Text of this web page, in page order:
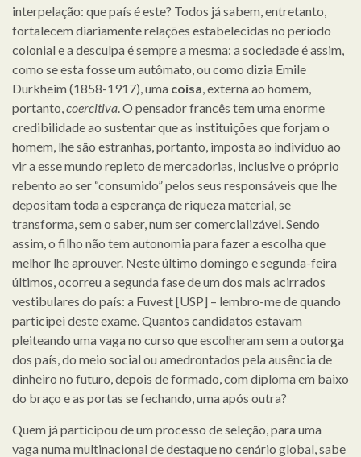
interpelação: que país é este? Todos já sabem, entretanto,
fortalecem diariamente relações estabelecidas no período
colonial e a desculpa é sempre a mesma: a sociedade é assim,
como se esta fosse um autômato, ou como dizia Emile
Durkheim (1858-1917), uma coisa , externa ao homem,
portanto, coercitiva . O pensador francês tem uma enorme
credibilidade ao sustentar que as instituições que forjam o
homem, lhe são estranhas, portanto, imposta ao indivíduo ao
vir a esse mundo repleto de mercadorias, inclusive o próprio
rebento ao ser “consumido” pelos seus responsáveis que lhe
depositam toda a esperança de riqueza material, se
transforma, sem o saber, num ser comercializável. Sendo
assim, o filho não tem autonomia para fazer a escolha que
melhor lhe aprouver. Neste último domingo e segunda-feira
últimos, ocorreu a segunda fase de um dos mais acirrados
vestibulares do país: a Fuvest [USP] – lembro-me de quando
participei deste exame. Quantos candidatos estavam
pleiteando uma vaga no curso que escolheram sem a outorga
dos país, do meio social ou amedrontados pela ausência de
dinheiro no futuro, depois de formado, com diploma em baixo
do braço e as portas se fechando, uma após outra?
Quem já participou de um processo de seleção, para uma
vaga numa multinacional de destaque no cenário global, sabe